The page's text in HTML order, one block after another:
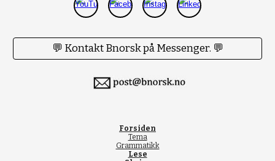
💬 Kontakt Bnorsk på Messenger. 💬
Forsiden
Tema
Grammatikk
Lese